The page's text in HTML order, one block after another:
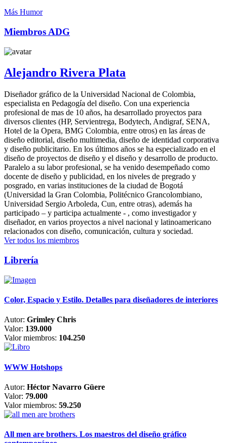
Más Humor
Miembros ADG
Alejandro Rivera Plata
Diseñador gráfico de la Universidad Nacional de Colombia,
especialista en Pedagogía del diseño. Con una experiencia
profesional de mas de 10 años, ha desarrollado proyectos para
diversos clientes (HP, Servientrega, Bodytech, Andigraf, SENA,
Hotel de la Opera, BMG Colombia, entre otros) en las áreas de
diseño editorial, diseño multimedia, diseño de identidad corporativa
y diseño publicitario. En los últimos años se ha especializado en el
diseño de proyectos de diseño y el diseño y desarrollo de producto.
Paralelo a su labor profesional, se ha venido desempeñado como
docente de diseño y publicidad, en los niveles de pregrado y
posgrado, en varias instituciones de la ciudad de Bogotá
(Universidad la Gran Colombia, Politécnico Grancolombiano,
Universidad Sergio Arboleda, Cun, entre otras), además ha
participado – y participa actualmente - , como investigador y
diseñador, en varios proyectos a nivel nacional y latinoamericano
relacionados con diseño, comunicación, cultura y sociedad.
Ver todos los miembros
Librería
Color, Espacio y Estilo. Detalles para diseñadores de interiores
Autor: Grimley Chris
Valor: 139.000
Valor miembros: 104.250
WWW Hotshops
Autor: Héctor Navarro Güere
Valor: 79.000
Valor miembros: 59.250
All men are brothers. Los maestros del diseño gráfico